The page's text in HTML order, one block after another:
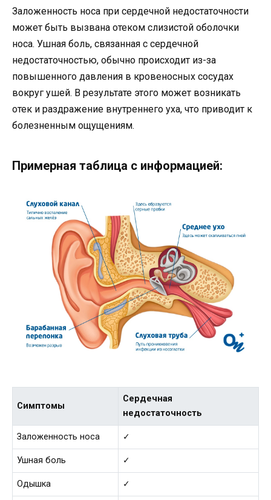
Заложенность носа при сердечной недостаточности
может быть вызвана отеком слизистой оболочки
носа. Ушная боль, связанная с сердечной
недостаточностью, обычно происходит из-за
повышенного давления в кровеносных сосудах
вокруг ушей. В результате этого может возникать
отек и раздражение внутреннего уха, что приводит к
болезненным ощущениям.
Примерная таблица с информацией:
Симптомы
Сердечная
недостаточность
Заложенность носа ✓
Ушная боль ✓
Одышка ✓